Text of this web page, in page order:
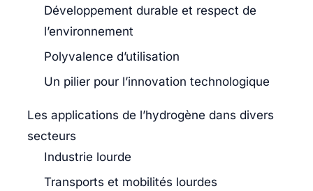
Développement durable et respect de
l’environnement
Polyvalence d’utilisation
Un pilier pour l’innovation technologique
Les applications de l’hydrogène dans divers
secteurs
Industrie lourde
Transports et mobilités lourdes